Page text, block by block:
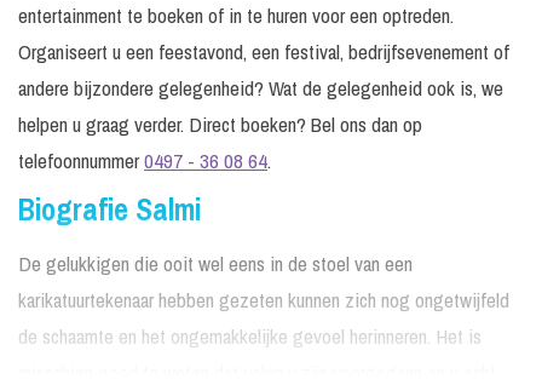
entertainment te boeken of in te huren voor een optreden.
Organiseert u een feestavond, een festival, bedrijfsevenement of
andere bijzondere gelegenheid? Wat de gelegenheid ook is, we
helpen u graag verder. Direct boeken? Bel ons dan op
telefoonnummer0497 - 36 08 64.
Biografie Salmi
De gelukkigen die ooit wel eens in de stoel van een
karikatuurtekenaar hebben gezeten kunnen zich nog ongetwijfeld
de schaamte en het ongemakkelijke gevoel herinneren. Het is